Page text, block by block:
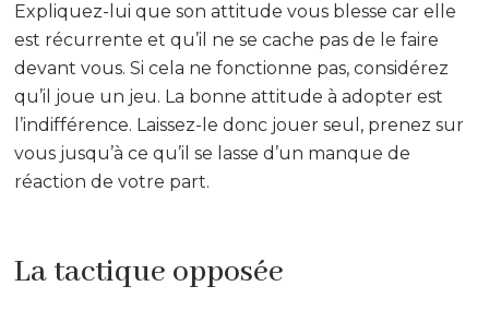
Expliquez-lui que son attitude vous blesse car elle
est récurrente et qu’il ne se cache pas de le faire
devant vous. Si cela ne fonctionne pas, considérez
qu’il joue un jeu. La bonne attitude à adopter est
l’indifférence. Laissez-le donc jouer seul, prenez sur
vous jusqu’à ce qu’il se lasse d’un manque de
réaction de votre part.
La tactique opposée